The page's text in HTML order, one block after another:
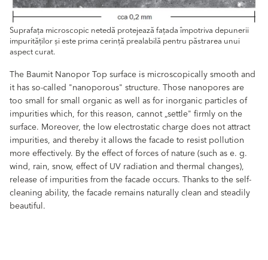
Suprafața microscopic netedă protejează fațada împotriva depunerii
impurităților și este prima cerință prealabilă pentru păstrarea unui
aspect curat.
The Baumit Nanopor Top surface is microscopically smooth and
it has so-called "nanoporous" structure. Those nanopores are
too small for small organic as well as for inorganic particles of
impurities which, for this reason, cannot „settle" firmly on the
surface. Moreover, the low electrostatic charge does not attract
impurities, and thereby it allows the facade to resist pollution
more effectively. By the effect of forces of nature (such as e. g.
wind, rain, snow, effect of UV radiation and thermal changes),
release of impurities from the facade occurs. Thanks to the self-
cleaning ability, the facade remains naturally clean and steadily
beautiful.